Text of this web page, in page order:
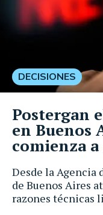
Desde la Agencia
de Buenos Aires
razones técnicas
DECISIONES
Postergan
en Buenos
comienza